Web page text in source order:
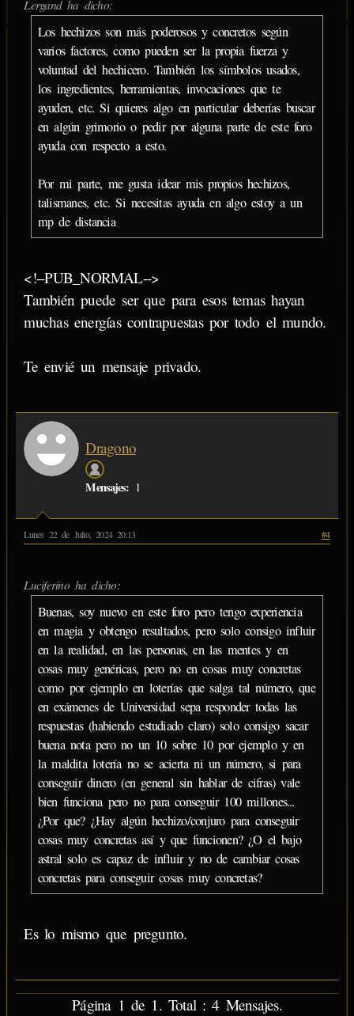
Lergand ha dicho:
Los hechizos son más poderosos y concretos según
varios factores, como pueden ser la propia fuerza y
voluntad del hechicero. También los símbolos usados,
los ingredientes, herramientas, invocaciones que te
ayuden, etc. Si quieres algo en particular deberías buscar
en algún grimorio o pedir por alguna parte de este foro
ayuda con respecto a esto.
Por mi parte, me gusta idear mis propios hechizos,
talismanes, etc. Si necesitas ayuda en algo estoy a un
mp de distancia
<!--PUB_NORMAL-->
También puede ser que para esos temas hayan
muchas energías contrapuestas por todo el mundo.
Te envié un mensaje privado.
Dragono
Mensajes: 1
Lunes 22 de Julio, 2024 20:13 #4
Luciferino ha dicho:
Buenas, soy nuevo en este foro pero tengo experiencia
en magia y obtengo resultados, pero solo consigo influir
en la realidad, en las personas, en las mentes y en
cosas muy genéricas, pero no en cosas muy concretas
como por ejemplo en loterías que salga tal número, que
en exámenes de Universidad sepa responder todas las
respuestas (habiendo estudiado claro) solo consigo sacar
buena nota pero no un 10 sobre 10 por ejemplo y en
la maldita lotería no se acierta ni un número, si para
conseguir dinero (en general sin hablar de cifras) vale
bien funciona pero no para conseguir 100 millones...
¿Por que? ¿Hay algún hechizo/conjuro para conseguir
cosas muy concretas así y que funcionen? ¿O el bajo
astral solo es capaz de influir y no de cambiar cosas
concretas para conseguir cosas muy concretas?
Es lo mismo que pregunto.
Página 1 de 1. Total : 4 Mensajes.